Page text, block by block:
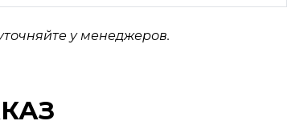
у менеджеров.